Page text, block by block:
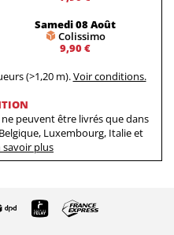
Samedi 08 Août
Colissimo
9,90 €
(>1,20 m).Voir conditions.
peuvent être livrés que dans
Luxembourg, Italie et
savoir plus